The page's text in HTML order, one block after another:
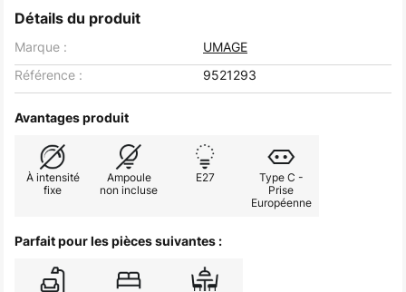
Détails du produit
Marque :
UMAGE
Référence :
9521293
Avantages produit
À intensité
fixe
Ampoule
non incluse
E27
Type C -
Prise
Européenne
Parfait pour les pièces suivantes :